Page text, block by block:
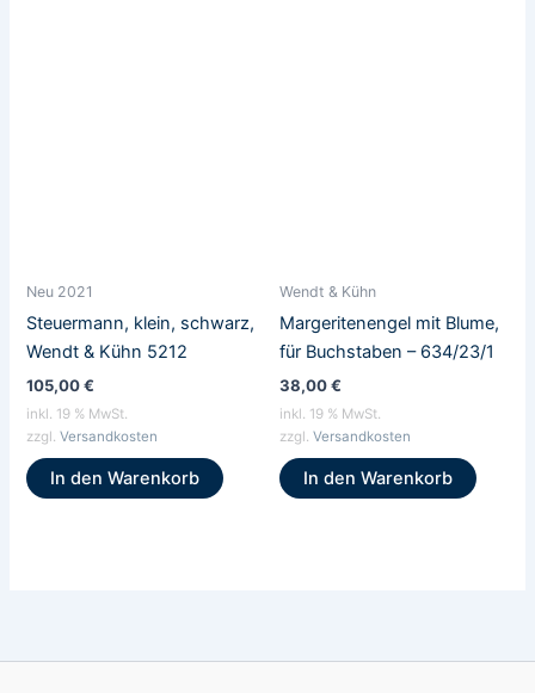
Neu 2021
Steuermann, klein, schwarz,
Wendt & Kühn 5212
105,00€
inkl. 19 % MwSt.
zzgl.Versandkosten
In den Warenkorb
Wendt & Kühn
Margeritenengel mit Blume,
für Buchstaben – 634/23/1
38,00€
inkl. 19 % MwSt.
zzgl. Versandkosten
In den Warenkorb